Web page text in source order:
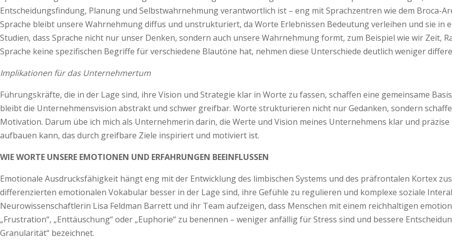
Entscheidungsfindung, Planung und Selbstwahrnehmung verantwortlich ist – eng mit Sprachzentren wie dem Broca-
Sprache bleibt unsere Wahrnehmung diffus und unstrukturiert, da Worte Erlebnissen Bedeutung ver­­leihen und sie in
Studien, dass Sprache nicht nur unser Denken, sondern auch unsere Wahrnehmung formt, zum Beispiel wie wir Zeit,
Sprache keine spezifischen Begriffe für verschiedene Blautöne hat, nehmen diese Unterschiede deutlich weniger
Implikationen für das Unternehmertum
Führungskräfte, die in der Lage sind, ihre Vision und Strategie klar in Worte zu fassen, schaffen eine gemeinsame
bleibt die Unternehmens­vision abstrakt und schwer greifbar. Worte strukturieren nicht nur Gedanken, sondern
Motivation. Darum übe ich mich als Unternehmerin darin, die Werte und Vision meines Unternehmens klar und
aufbauen kann, das durch greifbare Ziele inspiriert und motiviert ist.
WIE WORTE UNSERE EMOTIONEN UND ERFAHRUNGEN BEEINFLUSSEN
Emotionale Ausdrucksfähigkeit hängt eng mit der Entwicklung des limbischen Systems und des präfrontalen Kortex
differenzierten emotionalen Vokabular besser in der Lage sind, ihre Gefühle zu regulieren und komplexe soziale
Neurowissenschaftlerin Lisa Feldman Barrett und ihr Team aufzeigen, dass Menschen mit einem reichhaltigen
„Frustration“, „Enttäuschung“ oder „Euphorie“ zu benennen – weniger anfällig für Stress sind und bessere
Granularität“ bezeichnet.